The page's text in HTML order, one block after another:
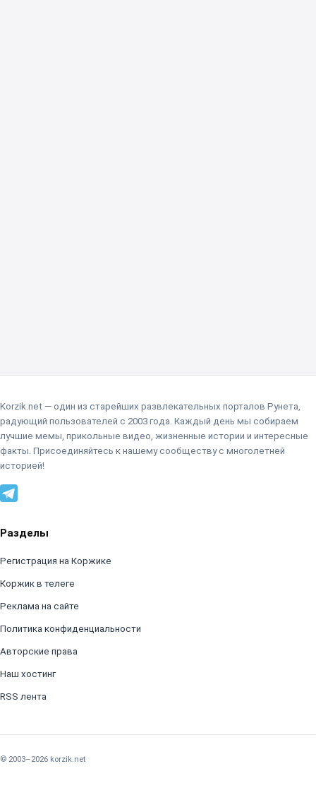
Korzik.net — один из старейших развлекательных порталов Рунета,
радующий пользователей с 2003 года. Каждый день мы собираем
лучшие мемы, прикольные видео, жизненные истории и интересные
факты. Присоединяйтесь к нашему сообществу с многолетней
историей!
Разделы
Регистрация на Коржике
Коржик в телеге
Реклама на сайте
Политика конфиденциальности
Авторские права
Наш хостинг
RSS лента
© 2003–2026 korzik.net